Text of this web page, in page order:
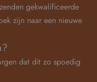
gekwalificeerde
zijn naar een nieuwe
dat dit zo spoedig